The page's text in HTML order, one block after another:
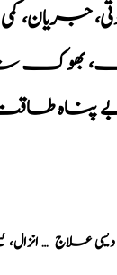
جریان، کمی
بھوک
بے پناہ
نسخہ الشفاء : سرعت انزال، کیلئے بہترین علاج